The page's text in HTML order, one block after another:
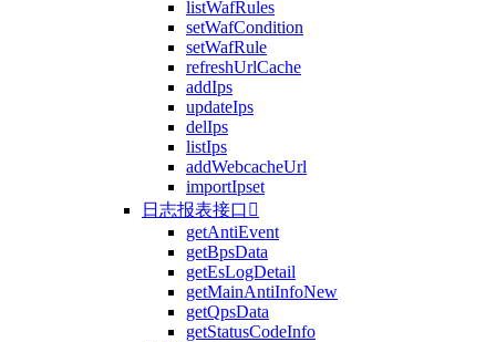
listWafRules
setWafCondition
setWafRule
refreshUrlCache
addIps
updateIps
delIps
listIps
addWebcacheUrl
importIpset
日志报表接口 
getAntiEvent
getBpsData
getEsLogDetail
getMainAntiInfoNew
getQpsData
getStatusCodeInfo